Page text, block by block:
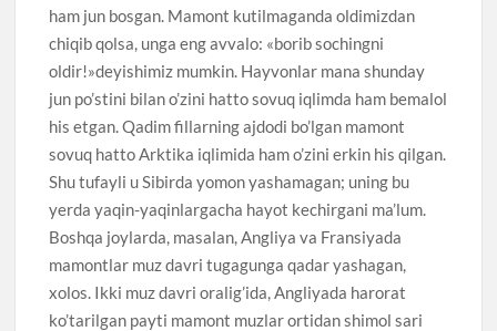
ham jun bosgan. Mamont kutilmaganda oldimizdan
chiqib qolsa, unga eng avvalo: «borib sochingni
oldir!»deyishimiz mumkin. Hayvonlar mana shunday
jun po’stini bilan o’zini hatto sovuq iqlimda ham bemalol
his etgan. Qadim fillarning ajdodi bo’lgan mamont
sovuq hatto Arktika iqlimida ham o’zini erkin his qilgan.
Shu tufayli u Sibirda yomon yashamagan; uning bu
yerda yaqin-yaqinlargacha hayot kechirgani ma’lum.
Boshqa joylarda, masalan, Angliya va Fransiyada
mamontlar muz davri tugagunga qadar yashagan,
xolos. Ikki muz davri oralig’ida, Angliyada harorat
ko’tarilgan payti mamont muzlar ortidan shimol sari